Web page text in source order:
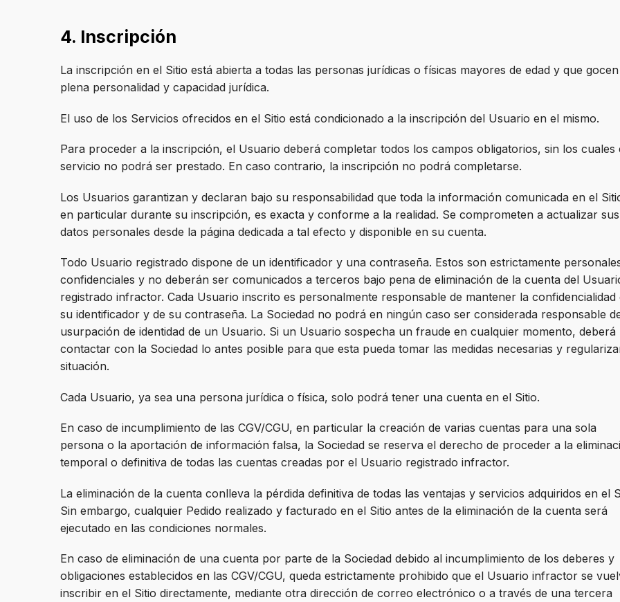
4. Inscripción
La inscripción en el Sitio está abierta a todas las personas jurídicas o físicas mayores de edad y que gocen
plena personalidad y capacidad jurídica.
El uso de los Servicios ofrecidos en el Sitio está condicionado a la inscripción del Usuario en el mismo.
Para proceder a la inscripción, el Usuario deberá completar todos los campos obligatorios, sin los cuales
servicio no podrá ser prestado. En caso contrario, la inscripción no podrá completarse.
Los Usuarios garantizan y declaran bajo su responsabilidad que toda la información comunicada en el
en particular durante su inscripción, es exacta y conforme a la realidad. Se comprometen a actualizar sus
datos personales desde la página dedicada a tal efecto y disponible en su cuenta.
Todo Usuario registrado dispone de un identificador y una contraseña. Estos son estrictamente
confidenciales y no deberán ser comunicados a terceros bajo pena de eliminación de la cuenta del
registrado infractor. Cada Usuario inscrito es personalmente responsable de mantener la confidencialidad
su identificador y de su contraseña. La Sociedad no podrá en ningún caso ser considerada responsable
usurpación de identidad de un Usuario. Si un Usuario sospecha un fraude en cualquier momento, deberá
contactar con la Sociedad lo antes posible para que esta pueda tomar las medidas necesarias y
situación.
Cada Usuario, ya sea una persona jurídica o física, solo podrá tener una cuenta en el Sitio.
En caso de incumplimiento de las CGV/CGU, en particular la creación de varias cuentas para una sola
persona o la aportación de información falsa, la Sociedad se reserva el derecho de proceder a la
temporal o definitiva de todas las cuentas creadas por el Usuario registrado infractor.
La eliminación de la cuenta conlleva la pérdida definitiva de todas las ventajas y servicios adquiridos en el
Sin embargo, cualquier Pedido realizado y facturado en el Sitio antes de la eliminación de la cuenta será
ejecutado en las condiciones normales.
En caso de eliminación de una cuenta por parte de la Sociedad debido al incumplimiento de los deberes y
obligaciones establecidos en las CGV/CGU, queda estrictamente prohibido que el Usuario infractor se
inscribir en el Sitio directamente, mediante otra dirección de correo electrónico o a través de una tercera